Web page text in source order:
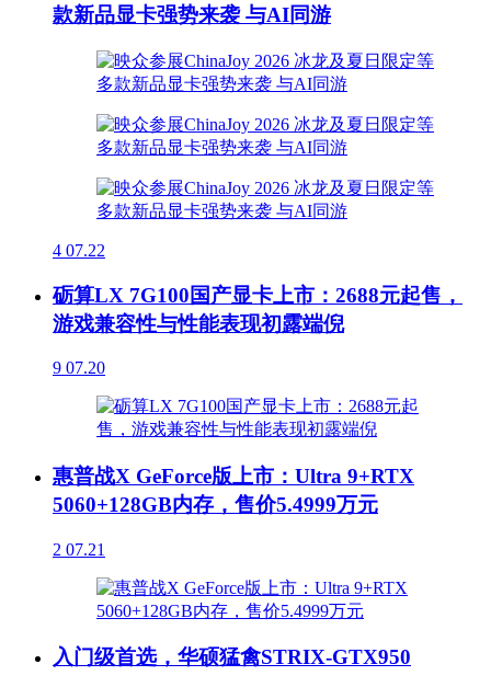
款新品显卡强势来袭 与AI同游
4 07.22
砺算LX 7G100国产显卡上市：2688元起售，
游戏兼容性与性能表现初露端倪
9 07.20
惠普战X GeForce版上市：Ultra 9+RTX
5060+128GB内存，售价5.4999万元
2 07.21
入门级首选，华硕猛禽STRIX-GTX950